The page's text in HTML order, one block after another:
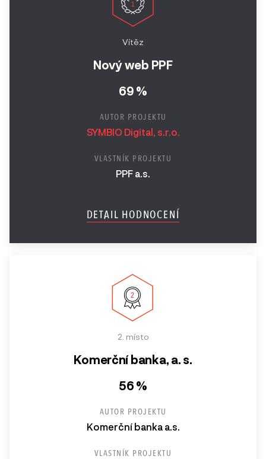
Vítěz
Nový web PPF
69 %
AUTOR PROJEKTU
SYMBIO Digital, s.r.o.
VLASTNÍK PROJEKTU
PPF a.s.
DETAIL HODNOCENÍ
2. místo
Komerční banka, a. s.
56 %
AUTOR PROJEKTU
Komerční banka a.s.
VLASTNÍK PROJEKTU